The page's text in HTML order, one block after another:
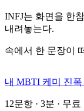
INFJ는 화면을 한
내려놓는다.
속에서 한 문장이
내 MBTI 케미 진폭
12문항 · 3분 · 무료